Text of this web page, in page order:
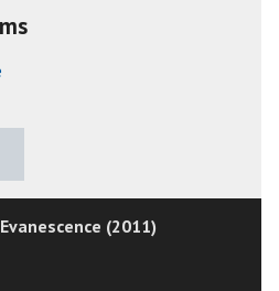
Evanescence (2011)